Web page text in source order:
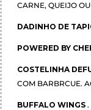
CARNE, QUEIJO
DADINHO DE
POWERED BY
COSTELINHA
COM BARBRCUE.
BUFFALO WINGS .